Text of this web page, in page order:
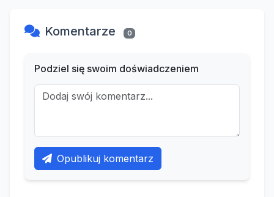
Komentarze 0
Podziel się swoim doświadczeniem
Opublikuj komentarz